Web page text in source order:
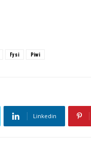
Fysi Piwi
Linkedin